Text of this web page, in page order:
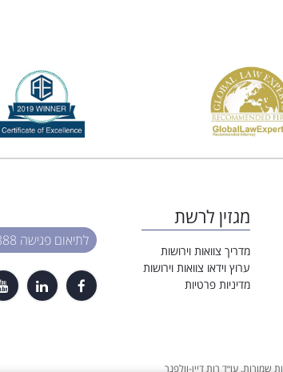
מגזין לרשת
מדריך צוואות וירושות
ערוץ וידאו צוואות וירושות
מדיניות פרטיות
לתיאום פגישה 03-6708888
שמורות. עו״ד רות דיין-וולפנר